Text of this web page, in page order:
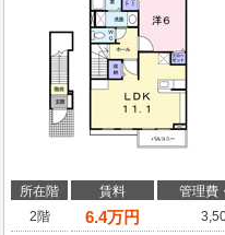
所在階 賃料 管理費
2階
6.4万円